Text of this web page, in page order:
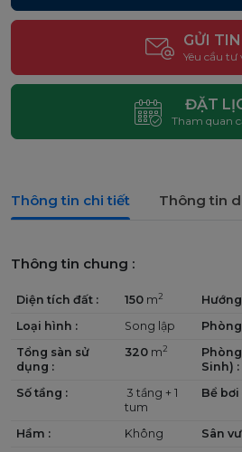
GỬI TIN
Yêu cầu tư
ĐẶT
Tham quan
Thông tin chi tiết Thông tin
Thông tin chung :
Diện tích đất : 150 m2
Loại hình :
Song lập
Tổng sàn sử
dụng :
320 m2
Sinh) :
Số tầng :
3 tầng + 1
tum
Bể bơi
Hầm : Không Sân